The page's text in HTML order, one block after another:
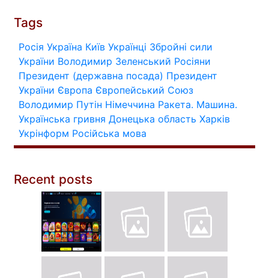
Tags
Росія Україна Київ Українці Збройні сили
України Володимир Зеленський Росіяни
Президент (державна посада) Президент
України Європа Європейський Союз
Володимир Путін Німеччина Ракета. Машина.
Українська гривня Донецька область Харків
Укрінформ Російська мова
Recent posts